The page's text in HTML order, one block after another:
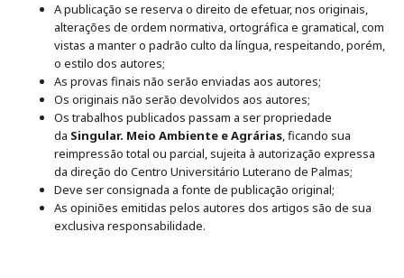
A publicação se reserva o direito de efetuar, nos originais,
alterações de ordem normativa, ortográfica e gramatical, com
vistas a manter o padrão culto da língua, respeitando, porém,
o estilo dos autores;
As provas finais não serão enviadas aos autores;
Os originais não serão devolvidos aos autores;
Os trabalhos publicados passam a ser propriedade
da Singular. Meio Ambiente e Agrárias, ficando sua
reimpressão total ou parcial, sujeita à autorização expressa
da direção do Centro Universitário Luterano de Palmas;
Deve ser consignada a fonte de publicação original;
As opiniões emitidas pelos autores dos artigos são de sua
exclusiva responsabilidade.